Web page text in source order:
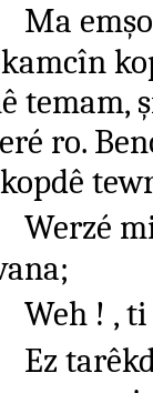
Ma
kamcîn
temam,
ro.
kopdê
Werzé
Weh ! ,
Ez